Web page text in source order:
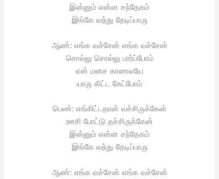
இன்னும் என்ன சந்தேகம்
இங்கே வந்து தேடிப்பாரு
ஆண்: எங்க வச்சேன் எங்க வச்சேன்
சொல்லு சொல்லு பார்ப்போம்
என் மனச காணலயே
யாரு கிட்ட கேட்போம்
பெண்: எங்கிட்டதான் வச்சிருக்கேன்
ஊசி போட்டு தச்சிருக்கேன்
இன்னும் என்ன சந்தேகம்
இங்கே வந்து தேடிப்பாரு
ஆண்: எங்க வச்சேன் எங்க வச்சேன்